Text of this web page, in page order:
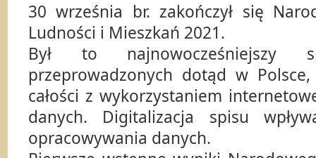
30 września br. zakończył się
Ludności i Mieszkań 2021.
Był to najnowocześniejszy
przeprowadzonych dotąd w
całości z wykorzystaniem
danych. Digitalizacja spisu
opracowywania danych.